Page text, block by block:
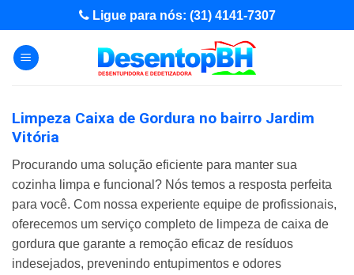
to
content
Ligue para nós: (31) 4141-7307
Limpeza Caixa de Gordura no bairro Jardim
Vitória
Procurando uma solução eficiente para manter sua
cozinha limpa e funcional? Nós temos a resposta perfeita
para você. Com nossa experiente equipe de profissionais,
oferecemos um serviço completo de limpeza de caixa de
gordura que garante a remoção eficaz de resíduos
indesejados, prevenindo entupimentos e odores